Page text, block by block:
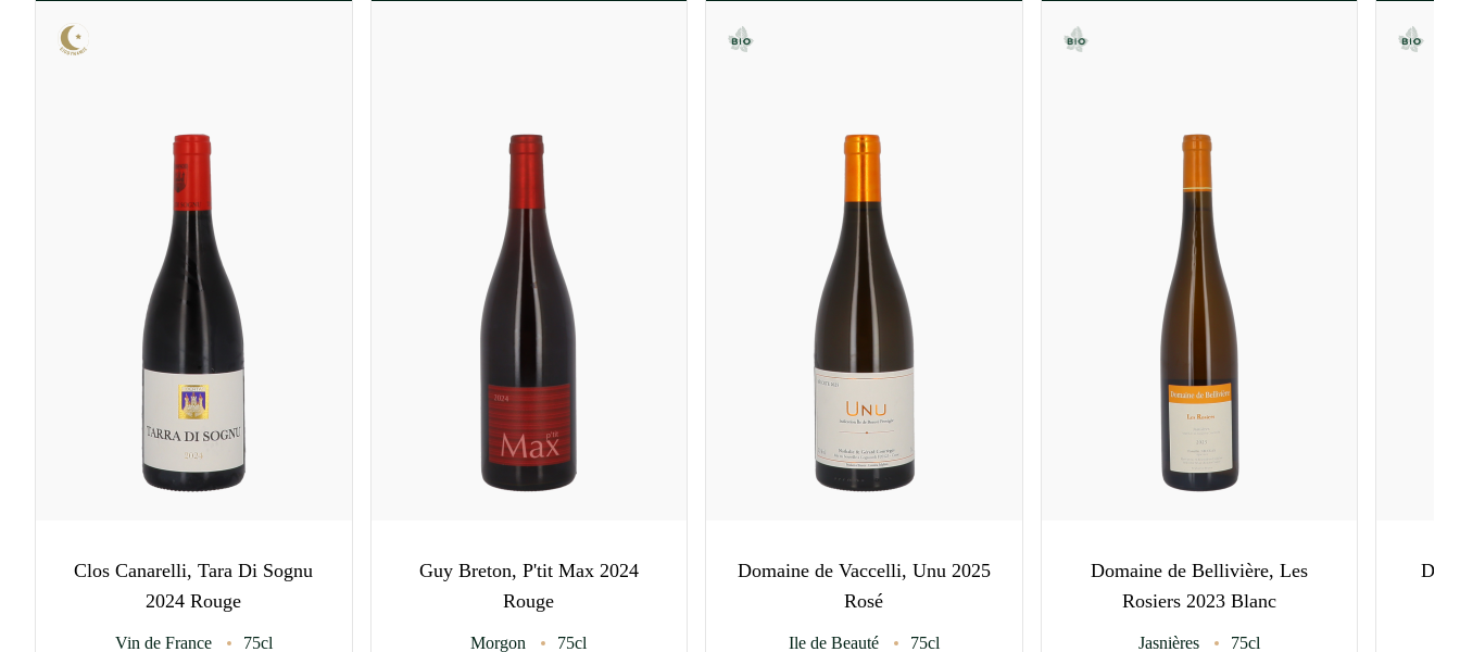
Clos Canarelli, Tara Di Sognu
2024 Rouge
Vin de France 75cl
Guy Breton, P'tit Max 2024
Rouge
Morgon 75cl
Domaine de Vaccelli, Unu 2025
Rosé
Ile de Beauté 75cl
Domaine de Bellivière, Les
Rosiers 2023 Blanc
Jasnières 75cl